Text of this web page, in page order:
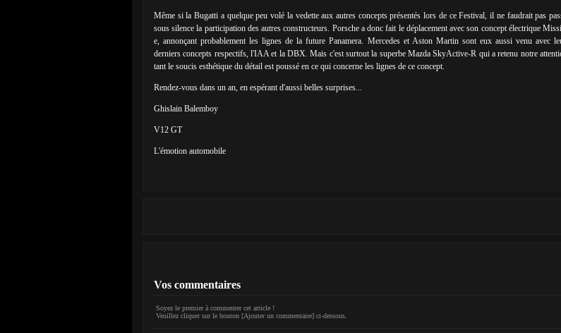
Même si la Bugatti a quelque peu volé la vedette aux autres concepts présentés lors de ce Festival, il ne faudrait pas
sous silence la participation des autres constructeurs. Porsche a donc fait le déplacement avec son concept électrique
e, annonçant probablement les lignes de la future Panamera. Mercedes et Aston Martin sont eux aussi venu avec
derniers concepts respectifs, l'IAA et la DBX. Mais c'est surtout la superbe Mazda SkyActive-R qui a retenu notre
tant le soucis esthétique du détail est poussé en ce qui concerne les lignes de ce concept.
Rendez-vous dans un an, en espérant d'aussi belles surprises...
Ghislain Balemboy
V12 GT
L'émotion automobile
Vos commentaires
Soyez le premier à commenter cet article !
Veuillez cliquer sur le bouton [Ajouter un commentaire] ci-dessous.